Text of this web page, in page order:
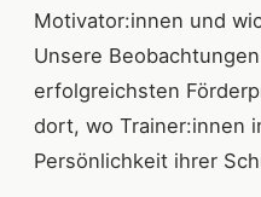
Motivator:innen und
Unsere
erfolgreichsten
dort, wo Trainer:innen
Persönlichkeit ihrer